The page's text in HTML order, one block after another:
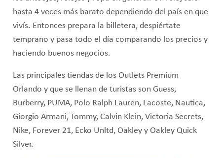
hasta 4 veces más barato dependiendo del país en que
vivís. Entonces prepara la billetera, despiértate
temprano y pasa todo el día comparando los precios y
haciendo buenos negocios.
Las principales tiendas de los Outlets Premium
Orlando y que se llenan de turistas son Guess,
Burberry, PUMA, Polo Ralph Lauren, Lacoste, Nautica,
Giorgio Armani, Tommy, Calvin Klein, Victoria Secrets,
Nike, Forever 21, Ecko Unltd, Oakley y Oakley Quick
Silver.